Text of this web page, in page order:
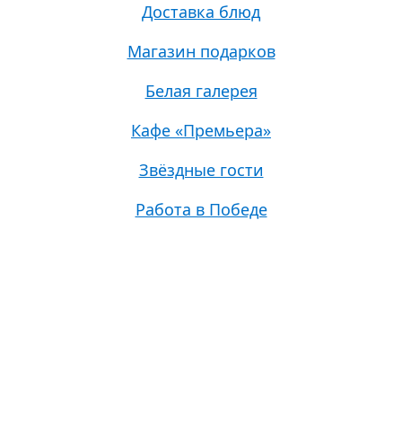
Доставка блюд
Магазин подарков
Белая галерея
Кафе «Премьера»
Звёздные гости
Работа в Победе